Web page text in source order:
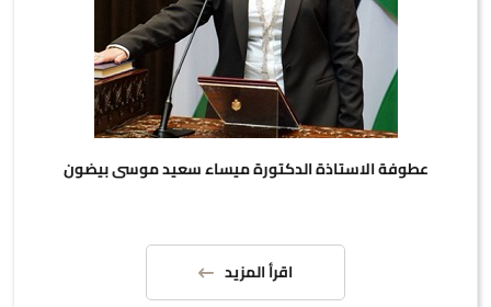
عطوفة الاستاذة الدكتورة ميساء سعيد موسى بيضون
اقرأ المزيد